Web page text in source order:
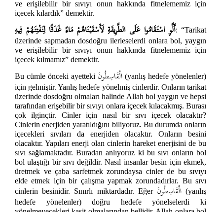
ve erişilebilir bir sıvıyı onun hakkında fitnelememiz için
içecek kılardık” demektir.
أَلَّوِ اسْتَقَامُوا عَلَى الطَّرِيقَةِ لَأَسْقَيْنَاهُمْ مَاءً غَدَقًا لِنَفْتِنَهُمْ فِيهِ: “Tarikat
üzerinde sapmadan dosdoğru ilerleselerdi onlara bol, yaygın
ve erişilebilir bir sıvıyı onun hakkında fitnelememiz için
içecek kılmamız” demektir.
Bu cümle önceki ayetteki الْقَاسِطُونَ (yanlış hedefe yönelenler)
için gelmiştir. Yanlış hedefe yönelmiş cinlerdir. Onların tarikat
üzerinde dosdoğru olmaları halinde Allah bol yaygın ve hepsi
tarafından erişebilir bir sıvıyı onlara içecek kılacakmış. Burası
çok ilginçtir. Cinler için nasıl bir sıvı içecek olacaktır?
Cinlerin enerjiden yaratıldığını biliyoruz. Bu durumda onların
içecekleri sıvıları da enerjiden olacaktır. Onların besini
olacaktır. Yapıları enerji olan cinlerin hareket enerjisini de bu
sıvı sağlamaktadır. Buradan anlıyoruz ki bu sıvı onların bol
bol ulaştığı bir sıvı değildir. Nasıl insanlar besin için ekmek,
üretmek ve çaba sarfetmek zorundaysa cinler de bu sıvıyı
elde etmek için bir çalışma yapmak zorundadırlar. Bu sıvı
cinlerin besinidir. Sınırlı miktardadır. Eğer الْقَاسِطُونَ(yanlış
hedefe yönelenler) doğru hedefe yönelselerdi ki